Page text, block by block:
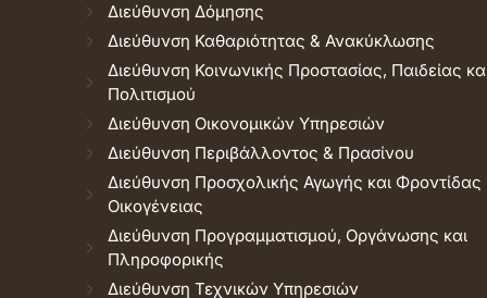
Διεύθυνση Δόμησης
Διεύθυνση Καθαριότητας & Ανακύκλωσης
Διεύθυνση Κοινωνικής Προστασίας, Παιδείας
Πολιτισμού
Διεύθυνση Οικονομικών Υπηρεσιών
Διεύθυνση Περιβάλλοντος & Πρασίνου
Διεύθυνση Προσχολικής Αγωγής και Φροντίδας
Οικογένειας
Διεύθυνση Προγραμματισμού, Οργάνωσης και
Πληροφορικής
Διεύθυνση Τεχνικών Υπηρεσιών